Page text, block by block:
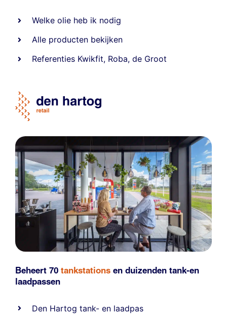
Welke olie heb ik nodig
Alle producten bekijken
Referenties Kwikfit, Roba,de Groot
Beheert 70 tankstations en duizenden tank-en
laadpassen
Den Hartog tank- en laadpas